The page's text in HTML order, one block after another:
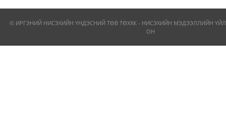
© ИРГЭНИЙ НИСЭХИЙН ҮНДЭСНИЙ ТӨВ ТӨХХК - НИСЭХИЙН МЭДЭЭЛЛИЙН
ОН